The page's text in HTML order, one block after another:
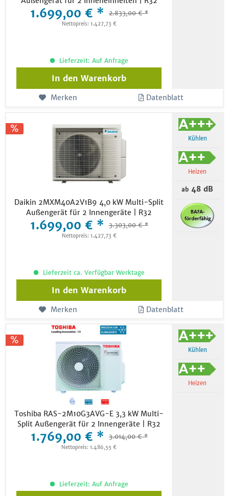
1.699,00 € * 2.833,00 € *
Nettopreis: 1.427,73 €
Lieferzeit: Auf Anfrage
In den Warenkorb
Merken Datenblatt
Daikin 2MXM40A2V1B9 4,0 kW Multi-Split
Außengerät für 2 Innengeräte | R32
1.699,00 € * 3.303,00 € *
Nettopreis: 1.427,73 €
Kühlen
Heizen
ab 48 dB
Lieferzeit ca. Verfügbar Werktage
In den Warenkorb
Merken Datenblatt
Toshiba RAS-2M10G3AVG-E 3,3 kW Multi-
Split Außengerät für 2 Innengeräte | R32
1.769,00 € * 3.014,00 € *
Nettopreis: 1.486,55 €
Kühlen
Heizen
Lieferzeit: Auf Anfrage